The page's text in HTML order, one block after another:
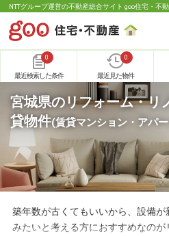
NTTグループ運営の不動産総合サイト goo住宅・不
0
最近検索した条件
0
最近見た物件
宮城県のリフォーム・リ
貸物件(賃貸マンション・アパ
築年数が古くてもいいから、設備
みたいと考える方におすすめなの